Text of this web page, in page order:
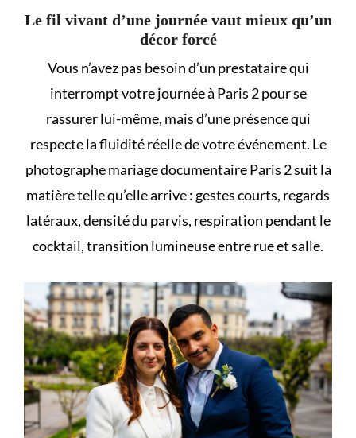
Le fil vivant d’une journée vaut mieux qu’un
décor forcé
Vous n’avez pas besoin d’un prestataire qui
interrompt votre journée à Paris 2 pour se
rassurer lui-même, mais d’une présence qui
respecte la fluidité réelle de votre événement. Le
photographe mariage documentaire Paris 2 suit la
matière telle qu’elle arrive : gestes courts, regards
latéraux, densité du parvis, respiration pendant le
cocktail, transition lumineuse entre rue et salle.